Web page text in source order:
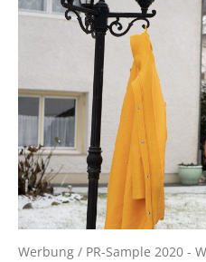
Werbung / PR-Sample 2020 -